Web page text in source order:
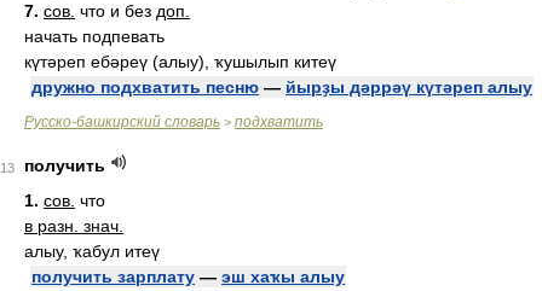
7. сов. что и без доп.
начать подпевать
күтәреп ебәреү (алыу), ҡушылып китеү
дружно подхватить песню — йырҙы дәррәү күтәреп алыу
Русско-башкирский словарь > подхватить
13
получить
1. сов. что
в разн. знач.
алыу, ҡабул итеү
получить зарплату — эш хаҡы алыу